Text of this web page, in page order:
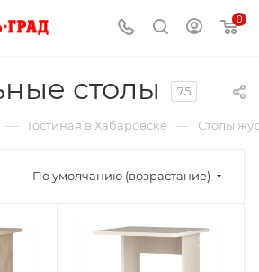
0
столы 75
— Гостиная в Хабаровске — Столы
По умолчанию (возрастание)